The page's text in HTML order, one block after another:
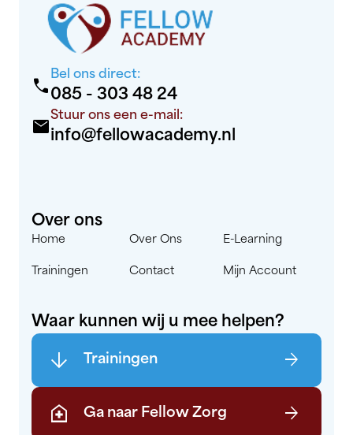
call Bel ons direct:
085 - 303 48 24
mailStuur ons een e-mail:
info@fellowacademy.nl
Over ons
Home
Trainingen
Over Ons
Contact
E-Learning
Mijn Account
Waar kunnen wij u mee helpen?
arrow_downward Trainingen arrow_forward
home_health Ga naar Fellow Zorg arrow_forward